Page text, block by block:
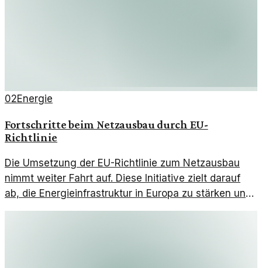
02Energie
Fortschritte beim Netzausbau durch EU-
Richtlinie
Die Umsetzung der EU-Richtlinie zum Netzausbau
nimmt weiter Fahrt auf. Diese Initiative zielt darauf
ab, die Energieinfrastruktur in Europa zu stärken und
nachhaltige Entwicklung zu fördern.